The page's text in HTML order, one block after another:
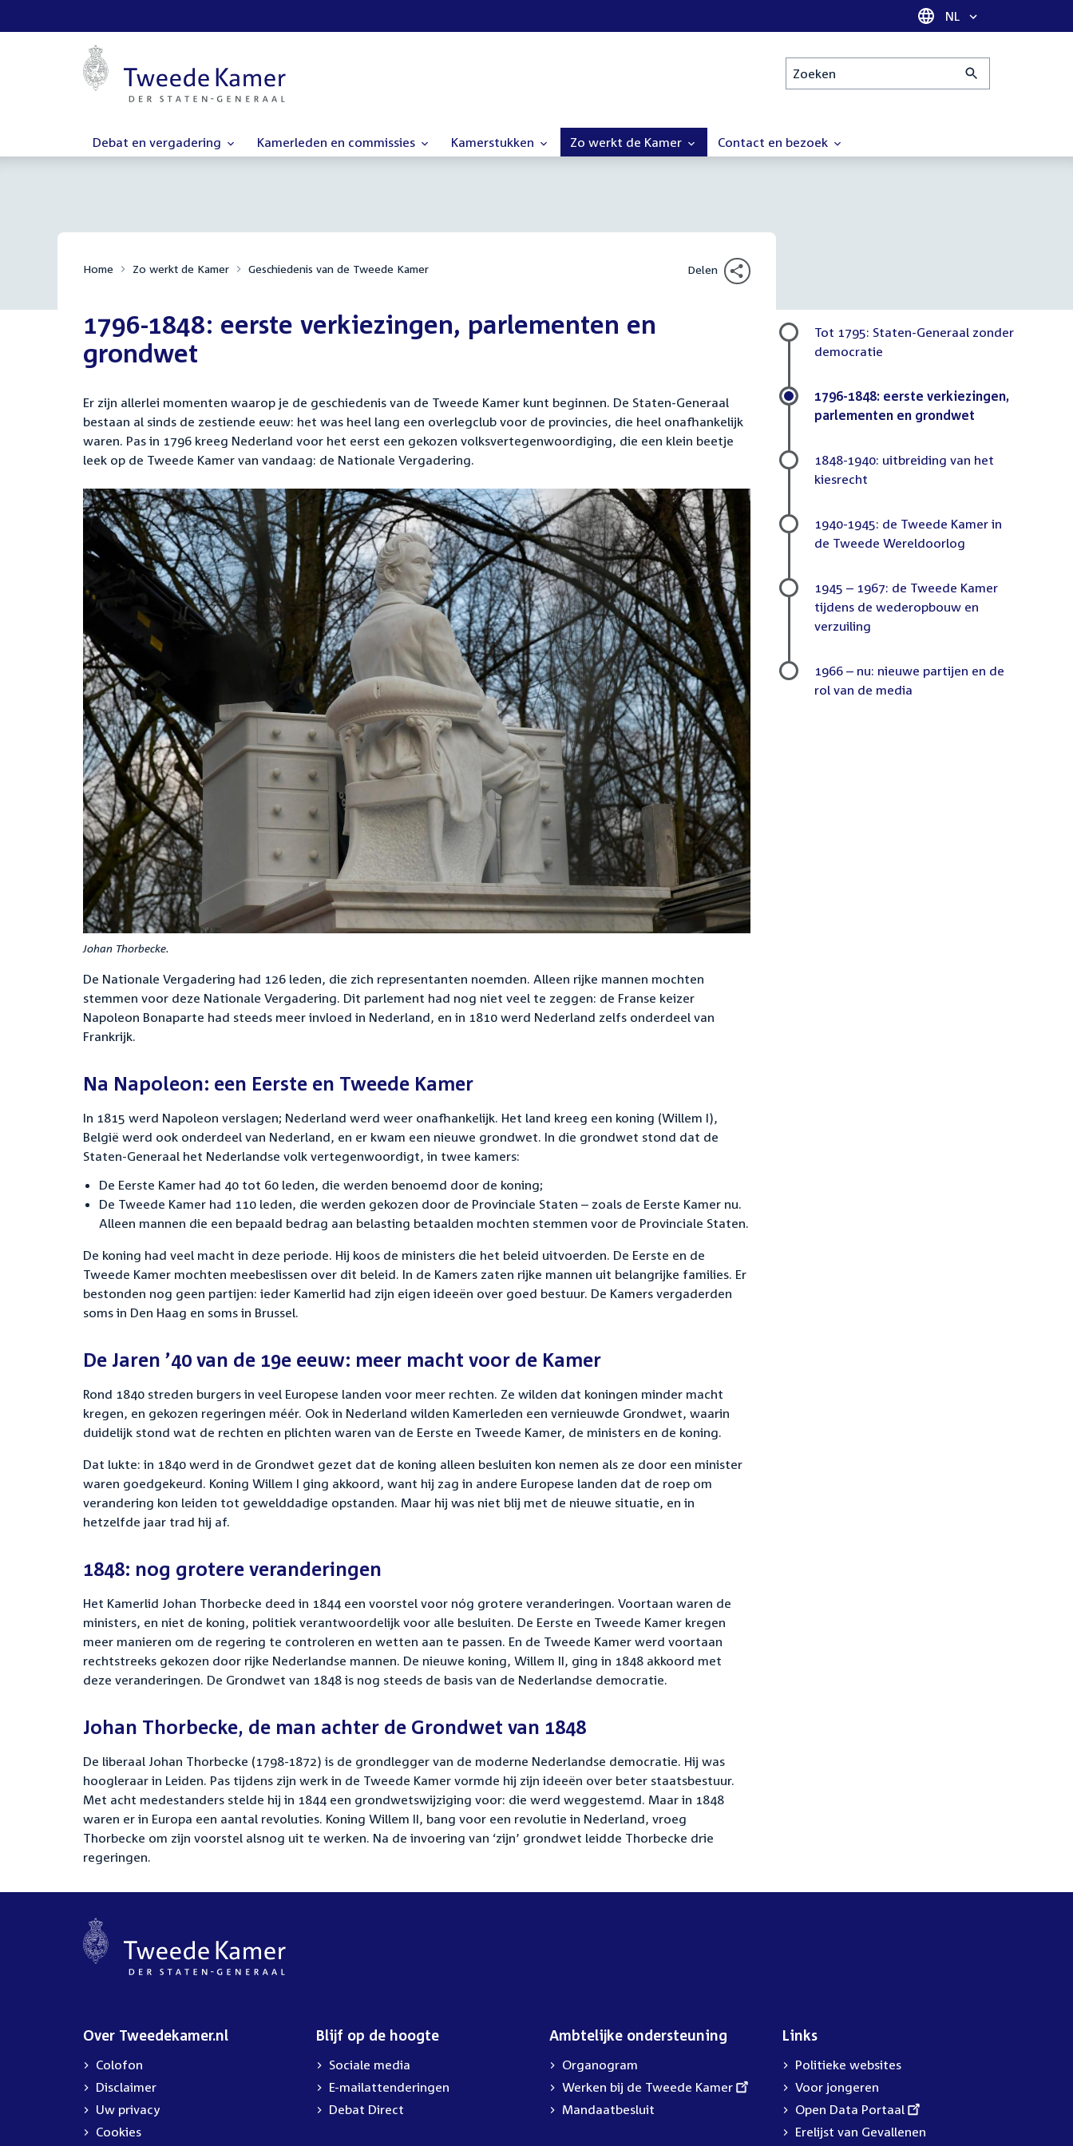
Taal selectie
NL
Zoeken
Debat en vergadering Kamerleden en commissies Kamerstukken Zo werkt de Kamer Contact en bezoek
Home Zo werkt de Kamer Geschiedenis van de Tweede Kamer Delen
1796-1848: eerste verkiezingen, parlementen en
grondwet
Er zijn allerlei momenten waarop je de geschiedenis van de Tweede Kamer kunt beginnen. De Staten-Generaal
bestaan al sinds de zestiende eeuw: het was heel lang een overlegclub voor de provincies, die heel onafhankelijk
waren. Pas in 1796 kreeg Nederland voor het eerst een gekozen volksvertegenwoordiging, die een klein beetje
leek op de Tweede Kamer van vandaag: de Nationale Vergadering.
Johan Thorbecke.
De Nationale Vergadering had 126 leden, die zich representanten noemden. Alleen rijke mannen mochten
stemmen voor deze Nationale Vergadering. Dit parlement had nog niet veel te zeggen: de Franse keizer
Napoleon Bonaparte had steeds meer invloed in Nederland, en in 1810 werd Nederland zelfs onderdeel van
Frankrijk.
Na Napoleon: een Eerste en Tweede Kamer
In 1815 werd Napoleon verslagen; Nederland werd weer onafhankelijk. Het land kreeg een koning (Willem I),
België werd ook onderdeel van Nederland, en er kwam een nieuwe grondwet. In die grondwet stond dat de
Staten-Generaal het Nederlandse volk vertegenwoordigt, in twee kamers:
De Eerste Kamer had 40 tot 60 leden, die werden benoemd door de koning;
De Tweede Kamer had 110 leden, die werden gekozen door de Provinciale Staten – zoals de Eerste Kamer nu.
Alleen mannen die een bepaald bedrag aan belasting betaalden mochten stemmen voor de Provinciale Staten.
De koning had veel macht in deze periode. Hij koos de ministers die het beleid uitvoerden. De Eerste en de
Tweede Kamer mochten meebeslissen over dit beleid. In de Kamers zaten rijke mannen uit belangrijke families. Er
bestonden nog geen partijen: ieder Kamerlid had zijn eigen ideeën over goed bestuur. De Kamers vergaderden
soms in Den Haag en soms in Brussel.
De Jaren ’40 van de 19e eeuw: meer macht voor de Kamer
Rond 1840 streden burgers in veel Europese landen voor meer rechten. Ze wilden dat koningen minder macht
kregen, en gekozen regeringen méér. Ook in Nederland wilden Kamerleden een vernieuwde Grondwet, waarin
duidelijk stond wat de rechten en plichten waren van de Eerste en Tweede Kamer, de ministers en de koning.
Dat lukte: in 1840 werd in de Grondwet gezet dat de koning alleen besluiten kon nemen als ze door een minister
waren goedgekeurd. Koning Willem I ging akkoord, want hij zag in andere Europese landen dat de roep om
verandering kon leiden tot gewelddadige opstanden. Maar hij was niet blij met de nieuwe situatie, en in
hetzelfde jaar trad hij af.
1848: nog grotere veranderingen
Het Kamerlid Johan Thorbecke deed in 1844 een voorstel voor nóg grotere veranderingen. Voortaan waren de
ministers, en niet de koning, politiek verantwoordelijk voor alle besluiten. De Eerste en Tweede Kamer kregen
meer manieren om de regering te controleren en wetten aan te passen. En de Tweede Kamer werd voortaan
rechtstreeks gekozen door rijke Nederlandse mannen. De nieuwe koning, Willem II, ging in 1848 akkoord met
deze veranderingen. De Grondwet van 1848 is nog steeds de basis van de Nederlandse democratie.
Johan Thorbecke, de man achter de Grondwet van 1848
De liberaal Johan Thorbecke (1798-1872) is de grondlegger van de moderne Nederlandse democratie. Hij was
hoogleraar in Leiden. Pas tijdens zijn werk in de Tweede Kamer vormde hij zijn ideeën over beter staatsbestuur.
Met acht medestanders stelde hij in 1844 een grondwetswijziging voor: die werd weggestemd. Maar in 1848
waren er in Europa een aantal revoluties. Koning Willem II, bang voor een revolutie in Nederland, vroeg
Thorbecke om zijn voorstel alsnog uit te werken. Na de invoering van ‘zijn’ grondwet leidde Thorbecke drie
regeringen.
Submenu
Tot 1795: Staten-Generaal zonder
democratie
1796-1848: eerste verkiezingen,
parlementen en grondwet
1848-1940: uitbreiding van het
kiesrecht
1940-1945: de Tweede Kamer in
de Tweede Wereldoorlog
1945 – 1967: de Tweede Kamer
tijdens de wederopbouw en
verzuiling
1966 – nu: nieuwe partijen en de
rol van de media
Over Tweedekamer.nl
Colofon
Disclaimer
Uw privacy
Cookies
Blijf op de hoogte
Sociale media
E-mailattenderingen
Debat Direct
Ambtelijke ondersteuning
Organogram
External
link:
Werken bij de Tweede Kamer
Mandaatbesluit
Links
Politieke websites
Voor jongeren
External
link:
Open Data Portaal
Erelijst van Gevallenen